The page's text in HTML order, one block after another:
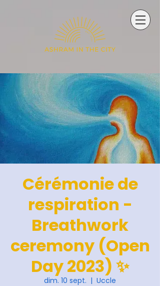
Cérémonie de
respiration -
Breathwork
ceremony (Open
Day 2023) ✨
dim. 10 sept.
  |
Uccle